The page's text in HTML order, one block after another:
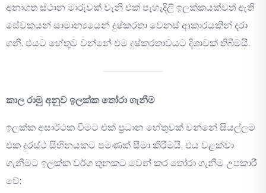
අනාගත ස්ථාන මාරුවක් වැනි එක් පැහැදිලි ඉලක්කයක්වත් ඇති
සේවකයන් සාමාන්‍යයෙන් දුෂ්කරතා වෙනස් ආකාරයකින් දරා
ගනී. එයට හේතුව වන්නේ එම දුෂ්කරතාවයට දිශාවක් තිබීමයි.
කාල රාමු අනුව ඉලක්ක තෝරා ගැනීම
ඉලක්ක අසාර්ථක වීමට එක් ප්‍රධාන හේතුවක් වන්නේ සියල්ලම
එක දුරස්ථ සිහිනයකට පමණක් සීමා කිරීමයි. එය වළක්වා
ගැනීමට ඉලක්ක වර්ග තුනකට වෙන් කර තෝරා ගැනීම උපකාරී
වේ: